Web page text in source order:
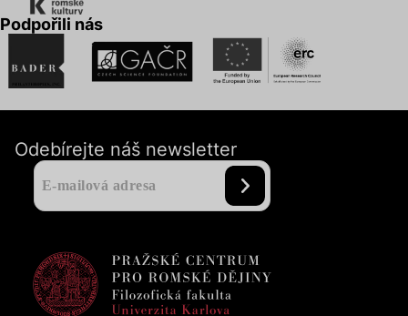
Podpořili nás
Odebírejte náš newsletter